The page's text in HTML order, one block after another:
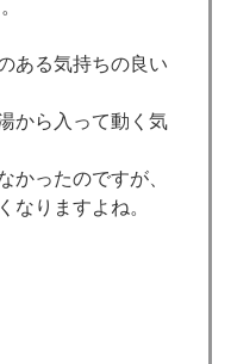
ある気持ちの良い
から入って動く気
かったのですが、
なりますよね。